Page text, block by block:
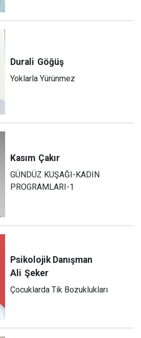
Durali Göğüş
Yoklarla Yürünmez
Kasım Çakır
GÜNDÜZ KUŞAĞI-KADIN
PROGRAMLARI-1
Psikolojik Danışman
Ali Şeker
Çocuklarda Tik Bozuklukları